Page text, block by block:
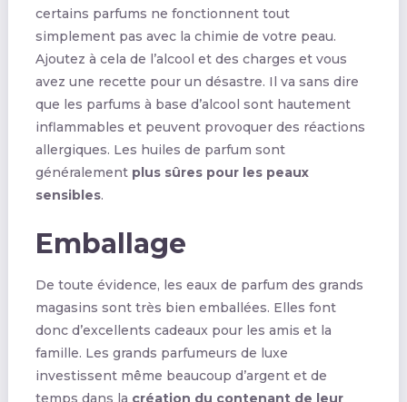
certains parfums ne fonctionnent tout
simplement pas avec la chimie de votre peau.
Ajoutez à cela de l’alcool et des charges et vous
avez une recette pour un désastre. Il va sans dire
que les parfums à base d’alcool sont hautement
inflammables et peuvent provoquer des réactions
allergiques. Les huiles de parfum sont
généralement plus sûres pour les peaux
sensibles.
Emballage
De toute évidence, les eaux de parfum des grands
magasins sont très bien emballées. Elles font
donc d’excellents cadeaux pour les amis et la
famille. Les grands parfumeurs de luxe
investissent même beaucoup d’argent et de
temps dans la création du contenant de leur